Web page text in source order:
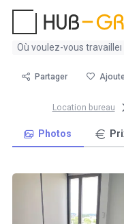
Aucun
trouvé
Moderne
Partager
Location bureau
Photos